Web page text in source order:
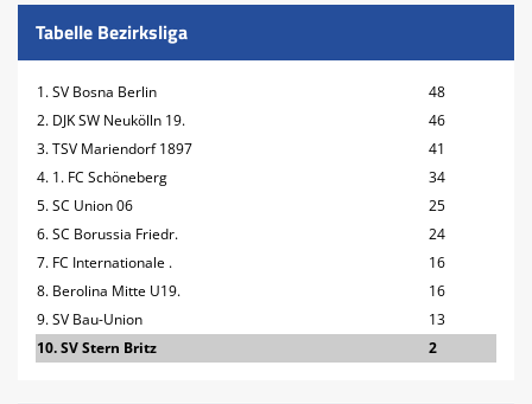
Tabelle Bezirksliga
1. SV Bosna Berlin
48
2. DJK SW Neukölln 19.
46
3. TSV Mariendorf 1897
41
4. 1. FC Schöneberg
34
5. SC Union 06
25
6. SC Borussia Friedr.
24
7. FC Internationale .
16
8. Berolina Mitte U19.
16
9. SV Bau-Union
13
10. SV Stern Britz
2